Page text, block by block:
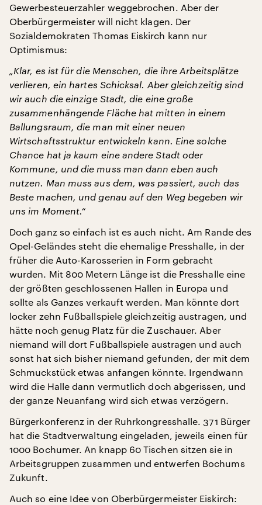
Gewerbesteuerzahler weggebrochen. Aber der
Oberbürgermeister will nicht klagen. Der
Sozialdemokraten Thomas Eiskirch kann nur
Optimismus:
„Klar, es ist für die Menschen, die ihre Arbeitsplätze
verlieren, ein hartes Schicksal. Aber gleichzeitig sind
wir auch die einzige Stadt, die eine große
zusammenhängende Fläche hat mitten in einem
Ballungsraum, die man mit einer neuen
Wirtschaftsstruktur entwickeln kann. Eine solche
Chance hat ja kaum eine andere Stadt oder
Kommune, und die muss man dann eben auch
nutzen. Man muss aus dem, was passiert, auch das
Beste machen, und genau auf den Weg begeben wir
uns im Moment.“
Doch ganz so einfach ist es auch nicht. Am Rande des
Opel-Geländes steht die ehemalige Presshalle, in der
früher die Auto-Karosserien in Form gebracht
wurden. Mit 800 Metern Länge ist die Presshalle eine
der größten geschlossenen Hallen in Europa und
sollte als Ganzes verkauft werden. Man könnte dort
locker zehn Fußballspiele gleichzeitig austragen, und
hätte noch genug Platz für die Zuschauer. Aber
niemand will dort Fußballspiele austragen und auch
sonst hat sich bisher niemand gefunden, der mit dem
Schmuckstück etwas anfangen könnte. Irgendwann
wird die Halle dann vermutlich doch abgerissen, und
der ganze Neuanfang wird sich etwas verzögern.
Bürgerkonferenz in der Ruhrkongresshalle. 371 Bürger
hat die Stadtverwaltung eingeladen, jeweils einen für
1000 Bochumer. An knapp 60 Tischen sitzen sie in
Arbeitsgruppen zusammen und entwerfen Bochums
Zukunft.
Auch so eine Idee von Oberbürgermeister Eiskirch: